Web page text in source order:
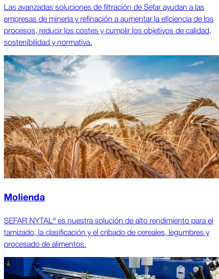
Las avanzadas soluciones de filtración de Sefar ayudan a las
empresas de minería y refinación a aumentar la eficiencia de los
procesos, reducir los costes y cumplir los objetivos de calidad,
sostenibilidad y normativa.
Molienda
SEFAR NYTAL® es nuestra solución de alto rendimiento para el
tamizado, la clasificación y el cribado de cereales, legumbres y
procesado de alimentos.